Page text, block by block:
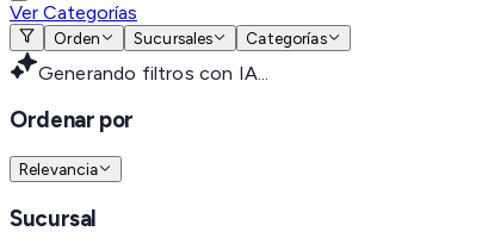
Ver Categorías
Orden Sucursales Categorías
Generando filtros con IA...
Ordenar por
Relevancia
Sucursal